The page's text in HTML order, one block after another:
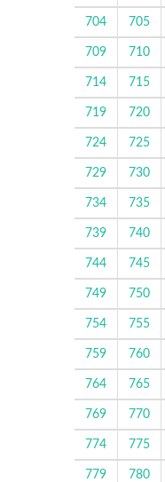
704 705
709 710
714 715
719 720
724 725
729 730
734 735
739 740
744 745
749 750
754 755
759 760
764 765
769 770
774 775
779 780